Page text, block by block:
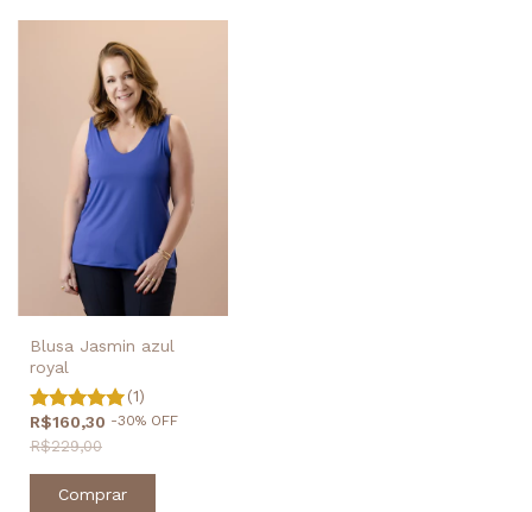
Blusa Jasmin azul
royal
(1)
R$160,30 -30% OFF
R$229,00
Comprar